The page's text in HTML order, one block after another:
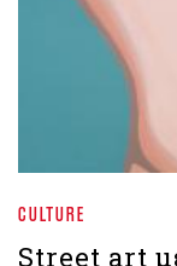
CULTURE
Street art